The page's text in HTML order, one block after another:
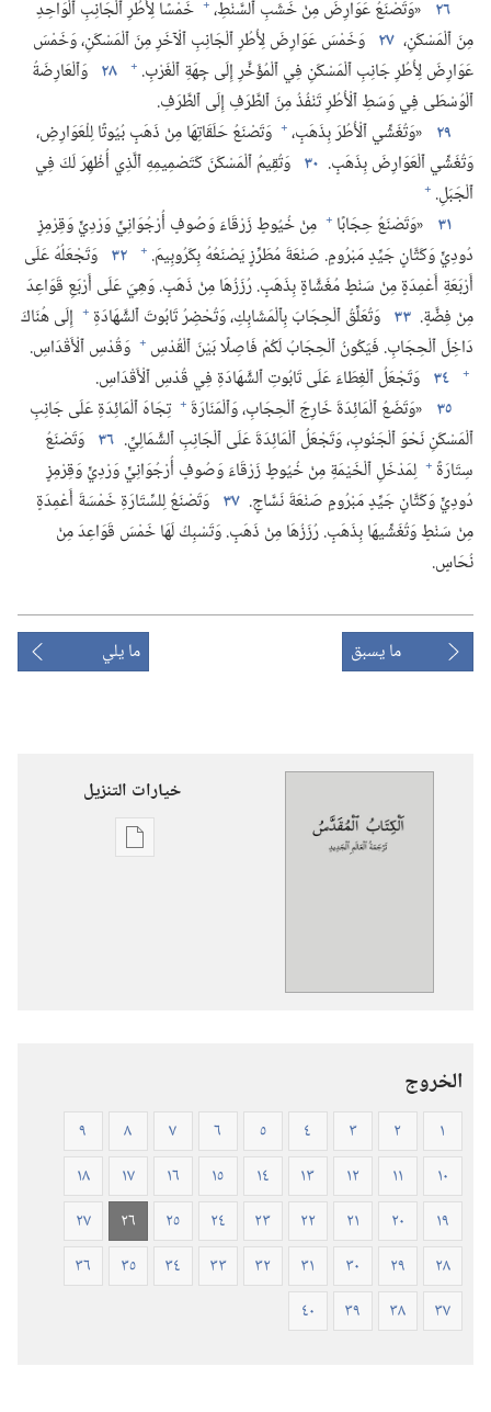
٢٦ ‏«وَتَصْنَعُ عَوَارِضَ مِنْ خَشَبِ ٱلسَّنْطِ،‏ + خَمْسًا لِأُطُرِ ٱلْجَانِبِ ٱلْوَاحِدِ
مِنَ ٱلْمَسْكَنِ،‏ ٢٧ وَخَمْسَ عَوَارِضَ لِأُطُرِ ٱلْجَانِبِ ٱلْآخَرِ مِنَ ٱلْمَسْكَنِ،‏ وَخَمْسَ
عَوَارِضَ لِأُطُرِ جَانِبِ ٱلْمَسْكَنِ فِي ٱلْمُؤَخَّرِ إِلَى جِهَةِ ٱلْغَرْبِ.‏ + ٢٨ وَٱلْعَارِضَةُ
ٱلْوُسْطَى فِي وَسَطِ ٱلْأُطُرِ تَنْفُذُ مِنَ ٱلطَّرَفِ إِلَى ٱلطَّرَفِ.‏
٢٩ ‏«وَتُغَشِّي ٱلْأُطُرَ بِذَهَبٍ،‏ + وَتَصْنَعُ حَلَقَاتِهَا مِنْ ذَهَبٍ بُيُوتًا لِلْعَوَارِضِ،‏
وَتُغَشِّي ٱلْعَوَارِضَ بِذَهَبٍ.‏ ٣٠ وَتُقِيمُ ٱلْمَسْكَنَ كَتَصْمِيمِهِ ٱلَّذِي أُظْهِرَ لَكَ فِي
ٱلْجَبَلِ.‏ +
٣١ ‏«وَتَصْنَعُ حِجَابًا + مِنْ خُيُوطٍ زَرْقَاءَ وَصُوفٍ أُرْجُوَانِيٍّ وَرْدِيٍّ وَقِرْمِزٍ
دُودِيٍّ وَكَتَّانٍ جَيِّدٍ مَبْرُومٍ.‏ صَنْعَةَ مُطَرِّزٍ يَصْنَعُهُ بِكَرُوبِيمَ.‏ + ٣٢ وَتَجْعَلُهُ عَلَى
أَرْبَعَةِ أَعْمِدَةٍ مِنْ سَنْطٍ مُغَشَّاةٍ بِذَهَبٍ.‏ رُزَزُهَا مِنْ ذَهَبٍ.‏ وَهِيَ عَلَى أَرْبَعِ قَوَاعِدَ
مِنْ فِضَّةٍ.‏ ٣٣ وَتُعَلِّقُ ٱلْحِجَابَ بِٱلْمَشَابِكِ،‏ وَتُحْضِرُ تَابُوتَ ٱلشَّهَادَةِ + إِلَى هُنَاكَ
دَاخِلَ ٱلْحِجَابِ.‏ فَيَكُونُ ٱلْحِجَابُ لَكُمْ فَاصِلًا بَيْنَ ٱلْقُدْسِ + وَقُدْسِ ٱلْأَقْدَاسِ.‏
+ ٣٤ وَتَجْعَلُ ٱلْغِطَاءَ عَلَى تَابُوتِ ٱلشَّهَادَةِ فِي قُدْسِ ٱلْأَقْدَاسِ.‏
٣٥ ‏«وَتَضَعُ ٱلْمَائِدَةَ خَارِجَ ٱلْحِجَابِ،‏ وَٱلْمَنَارَةَ + تِجَاهَ ٱلْمَائِدَةِ عَلَى جَانِبِ
ٱلْمَسْكَنِ نَحْوَ ٱلْجَنُوبِ،‏ وَتَجْعَلُ ٱلْمَائِدَةَ عَلَى ٱلْجَانِبِ ٱلشَّمَالِيِّ.‏ ٣٦ وَتَصْنَعُ
سِتَارَةً + لِمَدْخَلِ ٱلْخَيْمَةِ مِنْ خُيُوطٍ زَرْقَاءَ وَصُوفٍ أُرْجُوَانِيٍّ وَرْدِيٍّ وَقِرْمِزٍ
دُودِيٍّ وَكَتَّانٍ جَيِّدٍ مَبْرُومٍ صَنْعَةَ نَسَّاجٍ.‏ ٣٧ وَتَصْنَعُ لِلسِّتَارَةِ خَمْسَةَ أَعْمِدَةٍ
مِنْ سَنْطٍ وَتُغَشِّيهَا بِذَهَبٍ.‏ رُزَزُهَا مِنْ ذَهَبٍ.‏ وَتَسْبِكُ لَهَا خَمْسَ قَوَاعِدَ مِنْ
نُحَاسٍ.‏
ما يسبق ما يلي
خيارات التنزيل
خيارات
(ورقي
الغلاف)
الخروج
١ ٢ ٣ ٤ ٥ ٦ ٧ ٨
٩
١٠
١١ ١٢ ١٣ ١٤ ١٥ ١٦ ١٧
١٨
١٩
٢٠ ٢١ ٢٢ ٢٣ ٢٤ ٢٥ ٢٦
٢٧
٢٨
٢٩ ٣٠ ٣١ ٣٢ ٣٣ ٣٤ ٣٥
٣٦
٣٧
٣٨ ٣٩ ٤٠